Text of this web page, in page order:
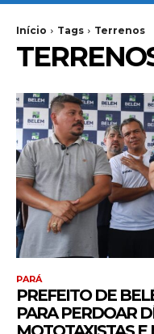
Início Tags Terrenos
PARÁ
PREFEITO DE
PARA PERDOAR